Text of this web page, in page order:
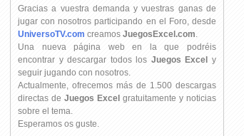
Gracias a vuestra demanda y vuestras ganas de
jugar con nosotros participando en el Foro, desde
UniversoTV.com creamos JuegosExcel.com
Una nueva página web en la que podréis
encontrar y descargar todos los Juegos Excel y
seguir jugando con nosotros.
Actualmente, ofrecemos más de 1.500 descargas
directas de Juegos Excel gratuitamente y noticias
sobre el tema.
Esperamos os guste.